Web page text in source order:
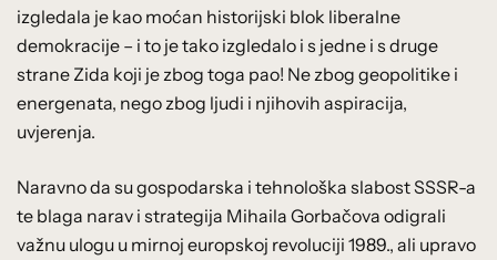
izgledala je kao moćan historijski blok liberalne
demokracije – i to je tako izgledalo i s jedne i s druge
strane Zida koji je zbog toga pao! Ne zbog geopolitike i
energenata, nego zbog ljudi i njihovih aspiracija,
uvjerenja.
Naravno da su gospodarska i tehnološka slabost SSSR-a
te blaga narav i strategija Mihaila Gorbačova odigrali
važnu ulogu u mirnoj europskoj revoluciji 1989., ali upravo